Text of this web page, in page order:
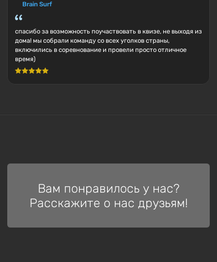
Brain Surf
спасибо за возможность поучаствовать в квизе, не выходя из
дома! мы собрали команду со всех уголков страны,
включились в соревнование и провели просто отличное
время)
Вам понравилось у нас?
Расскажите о нас друзьям!